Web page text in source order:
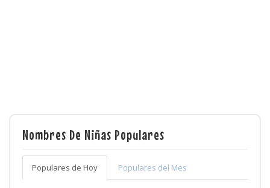
Nombres De Niñas Populares
Populares de Hoy Populares del Mes